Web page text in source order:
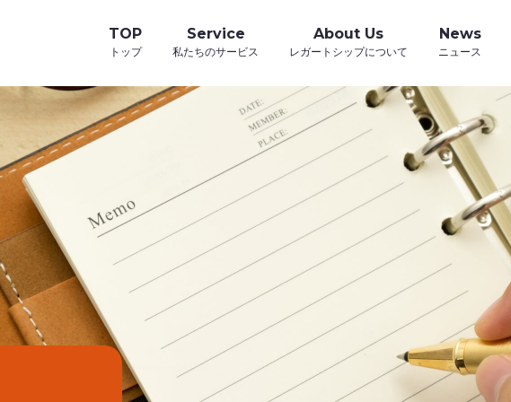
TOP Service About Us News